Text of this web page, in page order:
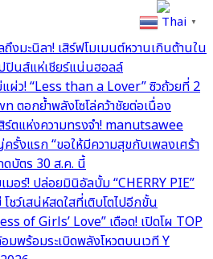
งมะนิลา! เสิร์ฟโมเมนต์หวานเกินต้านใน
นส์แห่เชียร์แน่นฮอลล์
ผ่ว! “Less than a Lover” ซิวถ้วยที่ 2
ตอกย้ำพลังโซโล่คว้าชัยต่อเนื่อง
ร์ตแห่งความทรงจำ! manutsawee
รั้งแรก “ขอให้มีความสุขกับเพลงเศร้า
ดบัตร 30 ส.ค. นี้
อร์! ปล่อยมินิอัลบั้ม “CHERRY PIE”
ว์เสน่ห์สดใสที่เติบโตไปอีกขั้น
of Girls’ Love” เดือด! เปิดโผ TOP
พร้อมระเบิดพลังโหวตบนเวที Y
Thai ▼